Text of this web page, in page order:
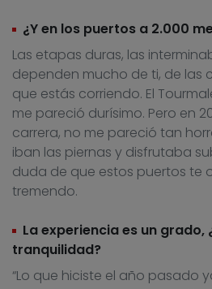
¿Y en los puertos a 2.000
Las etapas duras, las
dependen mucho de ti, de las
que estás corriendo. El
me pareció durísimo. Pero en
carrera, no me pareció tan
iban las piernas y disfrutaba
duda de que estos puertos te
tremendo.
La experiencia es un grado,
tranquilidad?
“Lo que hiciste el año pasado